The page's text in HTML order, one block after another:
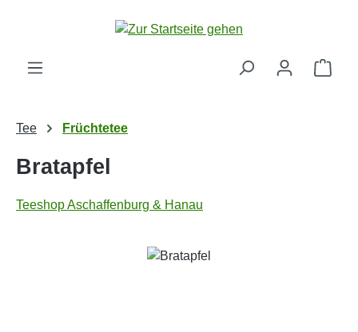
Zum Hauptinhalt springen
Tee Früchtetee
Bratapfel
Teeshop Aschaffenburg & Hanau
Bildergalerie überspringen